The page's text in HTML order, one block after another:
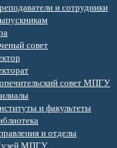
и сотрудники
совет
совет МПГУ
и факультеты
и отделы
МПГУ